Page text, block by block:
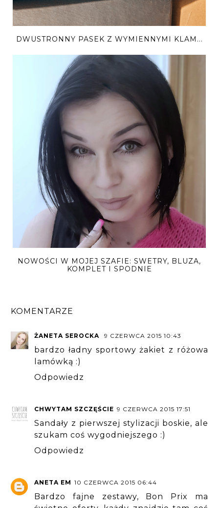
DWUSTRONNY PASEK Z WYMIENNYMI KLAM...
NOWOŚCI W MOJEJ SZAFIE: SWETRY, BLUZA,
KOMPLET I SPODNIE
KOMENTARZE
ŻANETA SEROCKA 9 CZERWCA 2015 10:43
bardzo ładny sportowy żakiet z różowa
lamówką :)
Odpowiedz
CHWYTAM SZCZĘŚCIE 9 CZERWCA 2015 17:51
Sandały z pierwszej stylizacji boskie, ale
szukam coś wygodniejszego :)
Odpowiedz
ANETA EM 10 CZERWCA 2015 06:44
Bardzo fajne zestawy, Bon Prix ma